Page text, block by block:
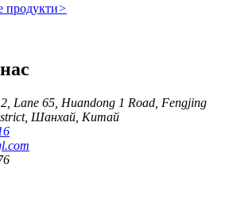
продукти>
Lane 65, Huandong 1 Road, Fengjing
Шанхай, Китай